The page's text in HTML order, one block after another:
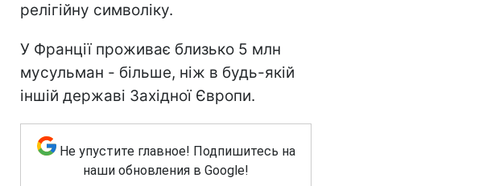
релігійну символіку.
У Франції проживає близько 5 млн
мусульман - більше, ніж в будь-якій
іншій державі Західної Європи.
Не упустите главное! Подпишитесь на
наши обновления в Google!